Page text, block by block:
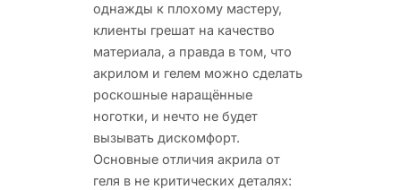
однажды к плохому мастеру,
клиенты грешат на качество
материала, а правда в том, что
акрилом и гелем можно сделать
роскошные наращённые
ноготки, и нечто не будет
вызывать дискомфорт.
Основные отличия акрила от
геля в не критических деталях: